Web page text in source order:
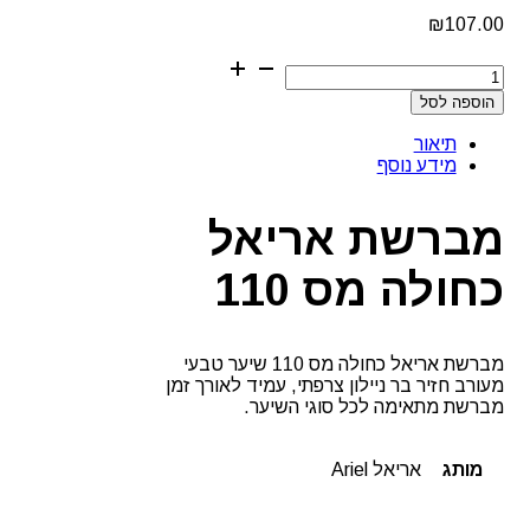
₪107.00
כמות
של
מברשת
כחולה
הוספה לסל
תיאור
מידע נוסף
מברשת אריאל
כחולה מס 110
מברשת אריאל כחולה מס 110 שיער טבעי
מעורב חזיר בר ניילון צרפתי, עמיד לאורך זמן
מברשת מתאימה לכל סוגי השיער.
מותג אריאל Ariel